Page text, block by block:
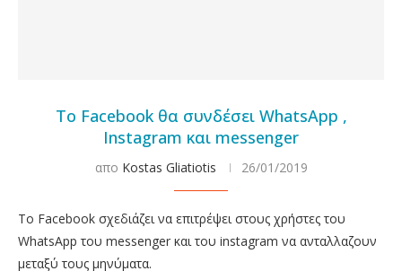
Το Facebook θα συνδέσει WhatsApp ,
Instagram και messenger
απο Kostas Gliatiotis 26/01/2019
Το Facebook σχεδιάζει να επιτρέψει στους χρήστες του
WhatsApp του messenger και του instagram να ανταλλαζουν
μεταξύ τους μηνύματα.